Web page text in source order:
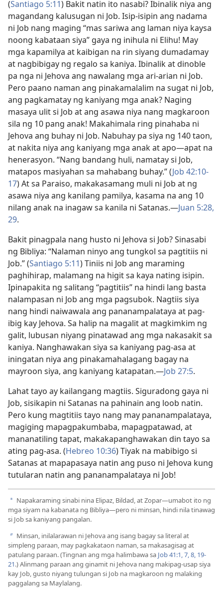
(Santiago 5:11) Bakit natin ito nasabi? Ibinalik niya ang
magandang kalusugan ni Job. Isip-isipin ang nadama
ni Job nang maging “mas sariwa ang laman niya kaysa
noong kabataan siya” gaya ng inihula ni Elihu! May
mga kapamilya at kaibigan na rin siyang dumadamay
at nagbibigay ng regalo sa kaniya. Ibinalik at dinoble
pa nga ni Jehova ang nawalang mga ari-arian ni Job.
Pero paano naman ang pinakamalalim na sugat ni Job,
ang pagkamatay ng kaniyang mga anak? Naging
masaya ulit si Job at ang asawa niya nang magkaroon
sila ng 10 pang anak! Makahimala ring pinahaba ni
Jehova ang buhay ni Job. Nabuhay pa siya ng 140 taon,
at nakita niya ang kaniyang mga anak at apo—apat na
henerasyon. “Nang bandang huli, namatay si Job,
matapos masiyahan sa mahabang buhay.” (Job 42:10-
17) At sa Paraiso, makakasamang muli ni Job at ng
asawa niya ang kanilang pamilya, kasama na ang 10
nilang anak na inagaw sa kanila ni Satanas.—Juan 5:28,
29.
Bakit pinagpala nang husto ni Jehova si Job? Sinasabi
ng Bibliya: “Nalaman ninyo ang tungkol sa pagtitiis ni
Job.” (Santiago 5:11) Tiniis ni Job ang maraming
paghihirap, malamang na higit sa kaya nating isipin.
Ipinapakita ng salitang “pagtitiis” na hindi lang basta
nalampasan ni Job ang mga pagsubok. Nagtiis siya
nang hindi naiwawala ang pananampalataya at pag-
ibig kay Jehova. Sa halip na magalit at magkimkim ng
galit, lubusan niyang pinatawad ang mga nakasakit sa
kaniya. Nanghawakan siya sa kaniyang pag-asa at
iningatan niya ang pinakamahalagang bagay na
mayroon siya, ang kaniyang katapatan.—Job 27:5.
Lahat tayo ay kailangang magtiis. Siguradong gaya ni
Job, sisikapin ni Satanas na pahinain ang loob natin.
Pero kung magtitiis tayo nang may pananampalataya,
magiging mapagpakumbaba, mapagpatawad, at
mananatiling tapat, makakapanghawakan din tayo sa
ating pag-asa. (Hebreo 10:36) Tiyak na mabibigo si
Satanas at mapapasaya natin ang puso ni Jehova kung
tutularan natin ang pananampalataya ni Job!
a Napakaraming sinabi nina Elipaz, Bildad, at Zopar—umabot ito ng
mga siyam na kabanata ng Bibliya—pero ni minsan, hindi nila tinawag
si Job sa kaniyang pangalan.
b Minsan, inilalarawan ni Jehova ang isang bagay sa literal at
simpleng paraan, may pagkakataon naman, sa makasagisag at
patulang paraan. (Tingnan ang mga halimbawa sa Job 41:1,7, 8, 19-
21.) Alinmang paraan ang ginamit ni Jehova nang makipag-usap siya
kay Job, gusto niyang tulungan si Job na magkaroon ng malaking
paggalang sa Maylalang.